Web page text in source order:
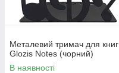
Металевий тримач для книг
Glozis Notes (чорний)
В наявності